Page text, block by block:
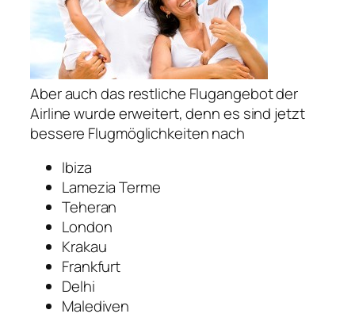
Aber auch das restliche Flugangebot der
Airline wurde erweitert, denn es sind jetzt
bessere Flugmöglichkeiten nach
Ibiza
Lamezia Terme
Teheran
London
Krakau
Frankfurt
Delhi
Malediven